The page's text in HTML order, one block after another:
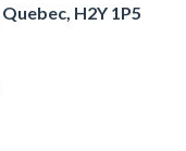
H2Y 1P5